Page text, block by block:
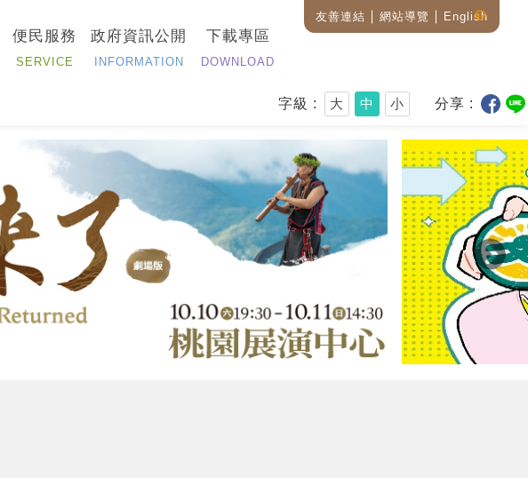
便民服務
SERVICE
政府資訊公開
INFORMATION
下載專區
DOWNLOAD
友善連結 網站導覽 English
尋
說
字級 大 中 小 分享